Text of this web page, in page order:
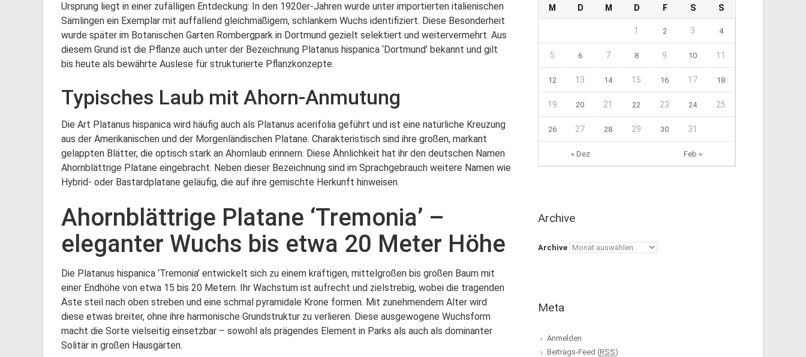
Ursprung liegt in einer zufälligen Entdeckung: In den 1920er-Jahren wurde unter importierten italienischen
Sämlingen ein Exemplar mit auffallend gleichmäßigem, schlankem Wuchs identifiziert. Diese Besonderheit
wurde später im Botanischen Garten Rombergpark in Dortmund gezielt selektiert und weitervermehrt. Aus
diesem Grund ist die Pflanze auch unter der Bezeichnung Platanus hispanica ‘Dortmund’ bekannt und gilt
bis heute als bewährte Auslese für strukturierte Pflanzkonzepte.
Typisches Laub mit Ahorn-Anmutung
Die Art Platanus hispanica wird häufig auch als Platanus acerifolia geführt und ist eine natürliche Kreuzung
aus der Amerikanischen und der Morgenländischen Platane. Charakteristisch sind ihre großen, markant
gelappten Blätter, die optisch stark an Ahornlaub erinnern. Diese Ähnlichkeit hat ihr den deutschen Namen
Ahornblättrige Platane eingebracht. Neben dieser Bezeichnung sind im Sprachgebrauch weitere Namen wie
Hybrid- oder Bastardplatane geläufig, die auf ihre gemischte Herkunft hinweisen.
Ahornblättrige Platane ‘Tremonia’ –
eleganter Wuchs bis etwa 20 Meter Höhe
Die Platanus hispanica ‘Tremonia’ entwickelt sich zu einem kräftigen, mittelgroßen bis großen Baum mit
einer Endhöhe von etwa 15 bis 20 Metern. Ihr Wachstum ist aufrecht und zielstrebig, wobei die tragenden
Äste steil nach oben streben und eine schmal pyramidale Krone formen. Mit zunehmendem Alter wird
diese etwas breiter, ohne ihre harmonische Grundstruktur zu verlieren. Diese ausgewogene Wuchsform
macht die Sorte vielseitig einsetzbar – sowohl als prägendes Element in Parks als auch als dominanter
Solitär in großen Hausgärten.
M D M D F S S
« Dez Feb »
1 2 3 4
5 6 7 8 9 10 11
12 13 14 15 16 17 18
19 20 21 22 23 24 25
26 27 28 29 30 31
Archive
Archive
Meta
Anmelden
Beitrags-Feed (RSS)